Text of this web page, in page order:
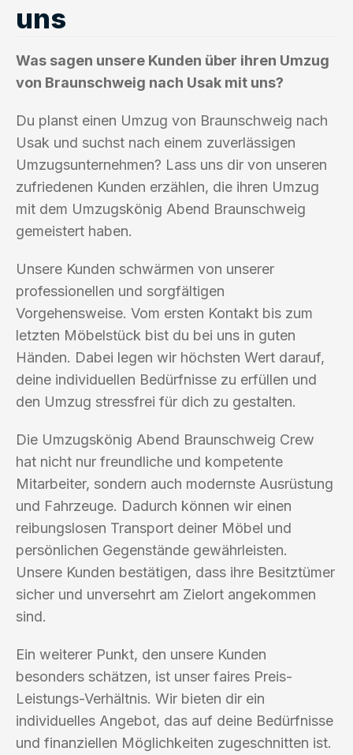
uns
Was sagen unsere Kunden über ihren Umzug
von Braunschweig nach Usak mit uns?
Du planst einen Umzug von Braunschweig nach
Usak und suchst nach einem zuverlässigen
Umzugsunternehmen? Lass uns dir von unseren
zufriedenen Kunden erzählen, die ihren Umzug
mit dem Umzugskönig Abend Braunschweig
gemeistert haben.
Unsere Kunden schwärmen von unserer
professionellen und sorgfältigen
Vorgehensweise. Vom ersten Kontakt bis zum
letzten Möbelstück bist du bei uns in guten
Händen. Dabei legen wir höchsten Wert darauf,
deine individuellen Bedürfnisse zu erfüllen und
den Umzug stressfrei für dich zu gestalten.
Die Umzugskönig Abend Braunschweig Crew
hat nicht nur freundliche und kompetente
Mitarbeiter, sondern auch modernste Ausrüstung
und Fahrzeuge. Dadurch können wir einen
reibungslosen Transport deiner Möbel und
persönlichen Gegenstände gewährleisten.
Unsere Kunden bestätigen, dass ihre Besitztümer
sicher und unversehrt am Zielort angekommen
sind.
Ein weiterer Punkt, den unsere Kunden
besonders schätzen, ist unser faires Preis-
Leistungs-Verhältnis. Wir bieten dir ein
individuelles Angebot, das auf deine Bedürfnisse
und finanziellen Möglichkeiten zugeschnitten ist.